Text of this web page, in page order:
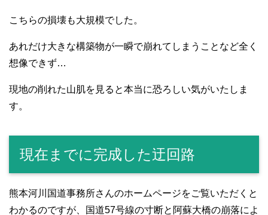
こちらの損壊も大規模でした。
あれだけ大きな構築物が一瞬で崩れてしまうことなど全く
想像できず…
現地の削れた山肌を見ると本当に恐ろしい気がいたしま
す。
現在までに完成した迂回路
熊本河川国道事務所さんのホームページをご覧いただくと
わかるのですが、国道57号線の寸断と阿蘇大橋の崩落によ